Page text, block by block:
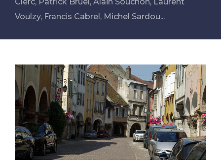
Voulzy, Francis Cabrel, Michel Sardou...